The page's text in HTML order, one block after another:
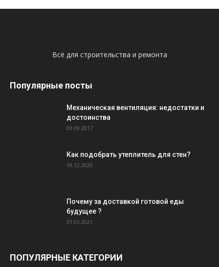
Всё для строительства и ремонта
Популярные посты
Механическая вентиляция: недостатки и
достоинства
03.09.2017
Как подобрать утеплитель для стен?
19.12.2020
Почему за доставкой готовой еды
будущее ?
31.03.2021
ПОПУЛЯРНЫЕ КАТЕГОРИИ